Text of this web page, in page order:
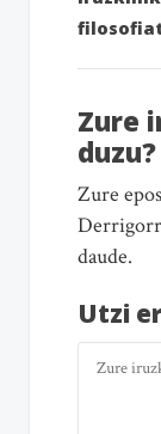
Zure
duzu?
Zure
daude.
Utzi